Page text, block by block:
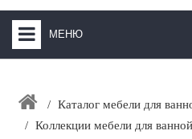
МЕНЮ
ЗАКАЗАТЬ РАСЧЕТ КУХНИ CAPRIGO
Каталог мебели для
Коллекции мебели для ванной